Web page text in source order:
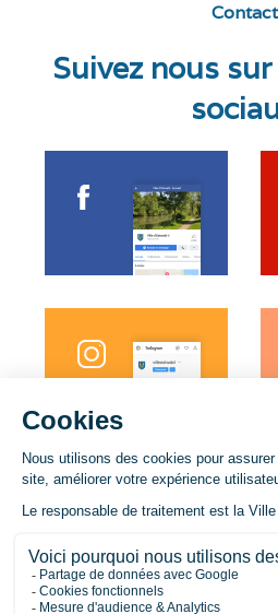
Contact
Suivez nous